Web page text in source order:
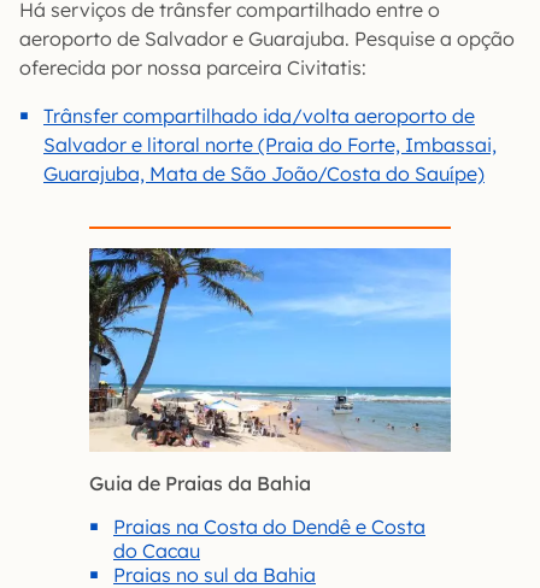
Há serviços de trânsfer compartilhado entre o
aeroporto de Salvador e Guarajuba. Pesquise a opção
oferecida por nossa parceira Civitatis:
Trânsfer compartilhado ida/volta aeroporto de
Salvador e litoral norte (Praia do Forte, Imbassai,
Guarajuba, Mata de São João/Costa do Sauípe)
Guia de Praias da Bahia
Praias na Costa do Dendê e Costa
do Cacau
Praias no sul da Bahia